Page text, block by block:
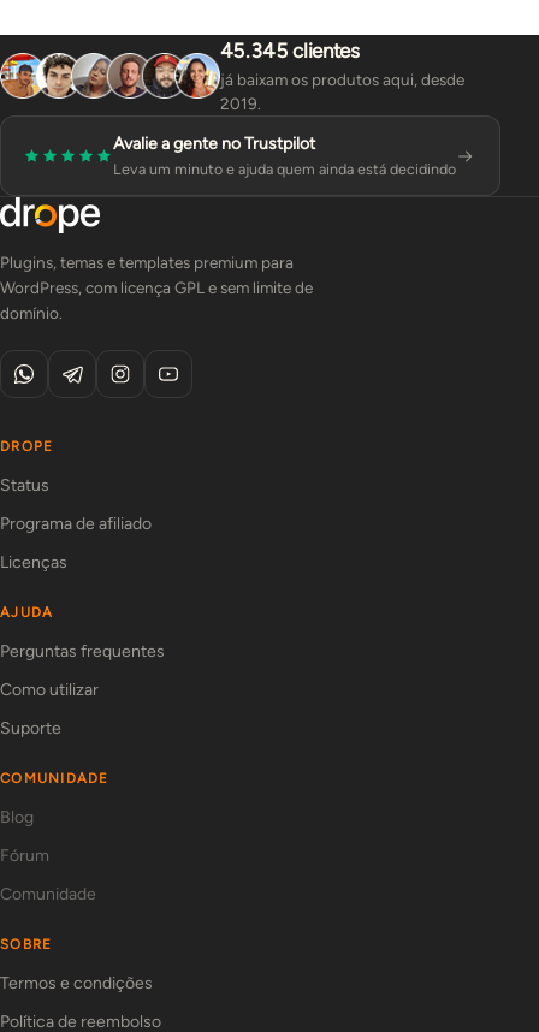
45.345 clientes
já baixam os produtos aqui, desde
2019.
Avalie a gente no Trustpilot
Leva um minuto e ajuda quem ainda está decidindo
Plugins, temas e templates premium para
WordPress, com licença GPL e sem limite de
domínio.
DROPE
Status
Programa de afiliado
Licenças
AJUDA
Perguntas frequentes
Como utilizar
Suporte
COMUNIDADE
Blog
Fórum
Comunidade
SOBRE
Termos e condições
Política de reembolso